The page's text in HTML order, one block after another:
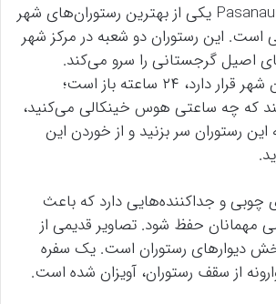
رستوران زنجیره‌ای Pasanauri یکی از بهترین رستوران‌های شهر
است. این رستوران دو شعبه در مرکز شهر
اصیل گرجستانی را سرو می‌کند.
شعبه‌ای که در میدان شهر قرار دارد، ۲۴ ساعته باز است؛
که چه ساعتی هوس خینکالی می‌کنید،
رستوران سر بزنید و از خوردن این
چوبی و جداکننده‌هایی دارد که باعث
حفظ شود. تصاویر قدیمی از
دیوارهای رستوران است. یک سفره
از سقف رستوران، آویزان شده است.